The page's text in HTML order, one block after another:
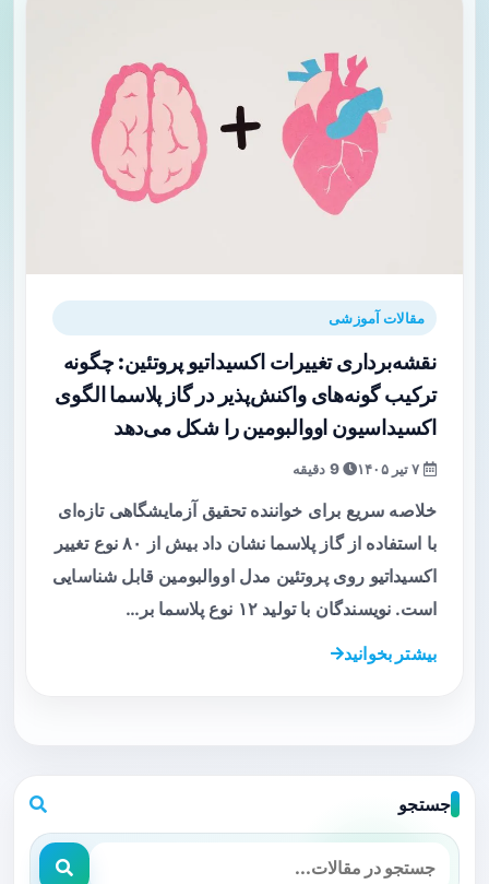
مقالات آموزشی
نقشه‌برداری تغییرات اکسیداتیو پروتئین: چگونه
ترکیب گونه‌های واکنش‌پذیر در گاز پلاسما الگوی
اکسیداسیون اووالبومین را شکل می‌دهد
9 دقیقه
خلاصه سریع برای خواننده تحقیق آزمایشگاهی تازه‌ای
با استفاده از گاز پلاسما نشان داد بیش از ۸۰ نوع تغییر
اکسیداتیو روی پروتئین مدل اووالبومین قابل شناسایی
است. نویسندگان با تولید ۱۲ نوع پلاسما بر…
بیشتر بخوانید
جستجو